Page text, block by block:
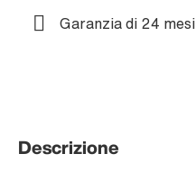
Garanzia di 24 mesi
Descrizione